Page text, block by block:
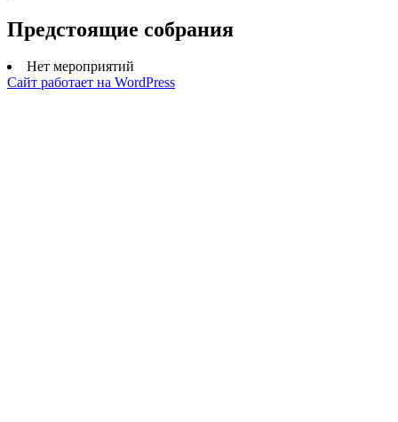
Предстоящие собрания
Нет мероприятий
Сайт работает на WordPress